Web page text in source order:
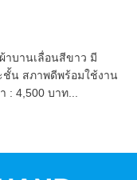
าบานเลื่อนสีขาว มี
ชั้น สภาพดีพร้อมใช้งาน
: 4,500 บาท...